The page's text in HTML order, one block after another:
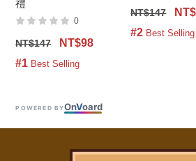
禮
0
NT$147
NT$98
#1 Best Selling
NT$147
#2 Best Selling
POWERED BYOnVoard